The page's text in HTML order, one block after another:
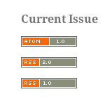
Current Issue